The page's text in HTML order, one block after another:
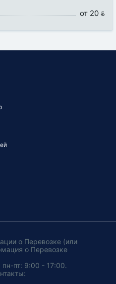
от 20 
о Перевозке (или
о Перевозке
пт: 9:00 - 17:00.